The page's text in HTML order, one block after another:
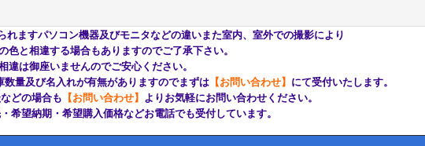
れますパソコン機器及びモニタなどの違いまた室内、室外での撮影により
違する場合もありますのでご了承下さい。
御座いませんのでご安心ください。
及び名入れが有無がありますのでまずは 【お問い合わせ】 にて受付いたします。
の場合も 【お問い合わせ】 よりお気軽にお問い合わせください。
納期・希望購入価格などお電話でも受付しています。